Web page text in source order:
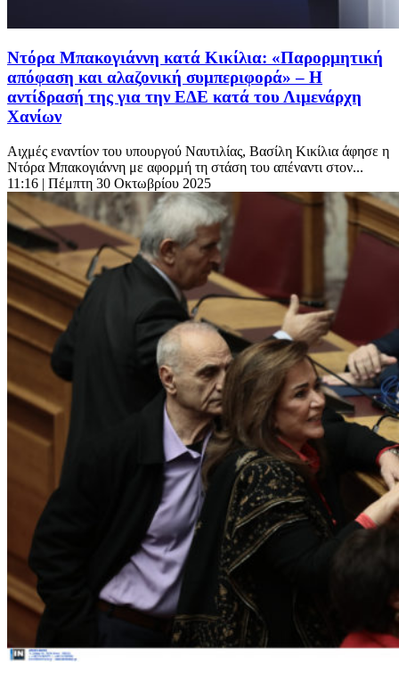
Ντόρα Μπακογιάννη κατά Κικίλια: «Παρορμητική
απόφαση και αλαζονική συμπεριφορά» – Η
αντίδρασή της για την ΕΔΕ κατά του Λιμενάρχη
Χανίων
Αιχμές εναντίον του υπουργού Ναυτιλίας, Βασίλη Κικίλια άφησε η
Ντόρα Μπακογιάννη με αφορμή τη στάση του απέναντι στον...
11:16 | Πέμπτη 30 Οκτωβρίου 2025